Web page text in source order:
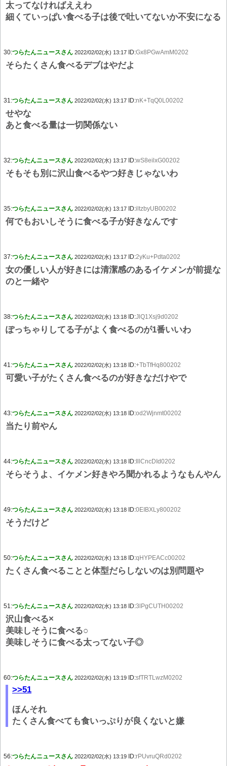
太ってなければええわ
細くていっぱい食べる子は後で吐いてないか不安になる
30:つらたんニュースさん 2022/02/02(水) 13:17 ID:Gx8PGwAmM0202
そらたくさん食べるデブはやだよ
31:つらたんニュースさん 2022/02/02(水) 13:17 ID:nK+TqQ0L00202
せやな
あと食べる量は一切関係ない
32:つらたんニュースさん 2022/02/02(水) 13:17 ID:wS8eilxG00202
そもそも別に沢山食べるやつ好きじゃないわ
35:つらたんニュースさん 2022/02/02(水) 13:17 ID:iltzbyUB00202
何でもおいしそうに食べる子が好きなんです
37:つらたんニュースさん 2022/02/02(水) 13:17 ID:2yKu+Pdta0202
女の優しい人が好きには清潔感のあるイケメンが前提な
のと一緒や
38:つらたんニュースさん 2022/02/02(水) 13:18 ID:JlQ1Xsj9d0202
ぽっちゃりしてる子がよく食べるのが1番いいわ
41:つらたんニュースさん 2022/02/02(水) 13:18 ID:+TbTfHq800202
可愛い子がたくさん食べるのが好きなだけやで
43:つらたんニュースさん 2022/02/02(水) 13:18 ID:od2Wjnmt00202
当たり前やん
44:つらたんニュースさん 2022/02/02(水) 13:18 ID: IllCncDId0202
そらそうよ、イケメン好きやろ聞かれるようなもんやん
49:つらたんニュースさん 2022/02/02(水) 13:18 ID:0EIBXLy800202
そうだけど
50:つらたんニュースさん 2022/02/02(水) 13:18 ID:qHYPEACc00202
たくさん食べることと体型だらしないのは別問題や
51:つらたんニュースさん 2022/02/02(水) 13:18 ID:3lPgCUTH00202
沢山食べる×
美味しそうに食べる○
美味しそうに食べる太ってない子◎
60:つらたんニュースさん 2022/02/02(水) 13:19 ID:sfTRTLwzM0202
>>51
ほんそれ
たくさん食べても食いっぷりが良くないと嫌
56:つらたんニュースさん 2022/02/02(水) 13:19 ID:rPUvruQRd0202